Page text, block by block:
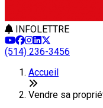
INFOLETTRE
(514) 236-3456
Accueil
Vendre sa